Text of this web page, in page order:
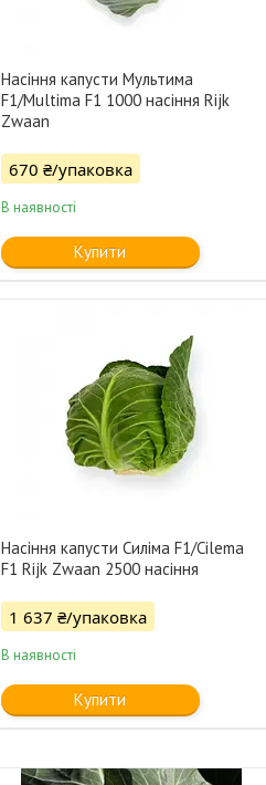
Насіння капусти Мультима
F1/Multima F1 1000 насіння Rijk
Zwaan
670 ₴/упаковка
В наявності
Купити
Насіння капусти Силіма F1/Cilema
F1 Rijk Zwaan 2500 насіння
1 637 ₴/упаковка
В наявності
Купити